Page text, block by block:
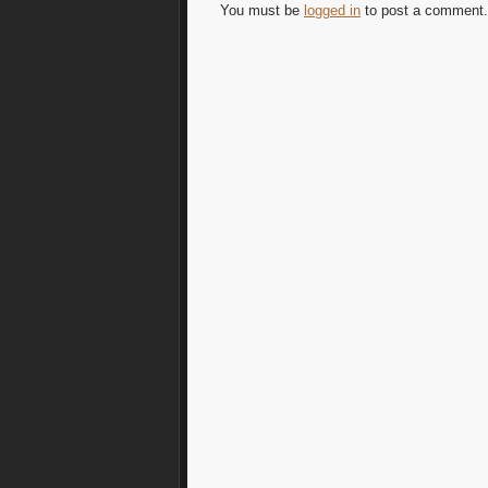
You must be logged in to post a comment.